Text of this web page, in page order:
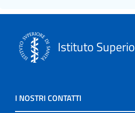
Istituto
I NOSTRI CONTATTI